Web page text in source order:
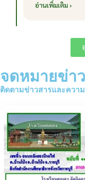
อ่านเพิ่มเติม ›
จดหมายข่า
ติดตามข่าวสารและควา